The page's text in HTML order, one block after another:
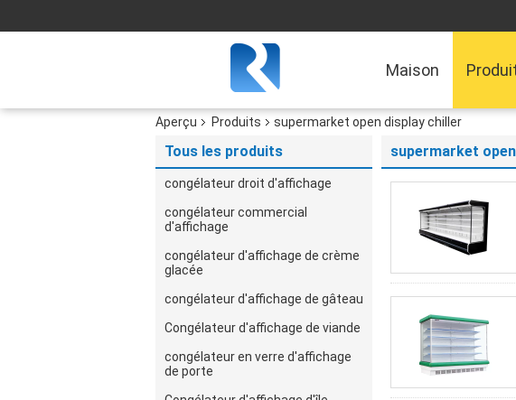
Maison
Aperçu Produits supermarket open display chiller
Tous les produits
congélateur droit d'affichage
congélateur commercial
d'affichage
congélateur d'affichage de crème
glacée
congélateur d'affichage de gâteau
Congélateur d'affichage de viande
congélateur en verre d'affichage
de porte
supermarket